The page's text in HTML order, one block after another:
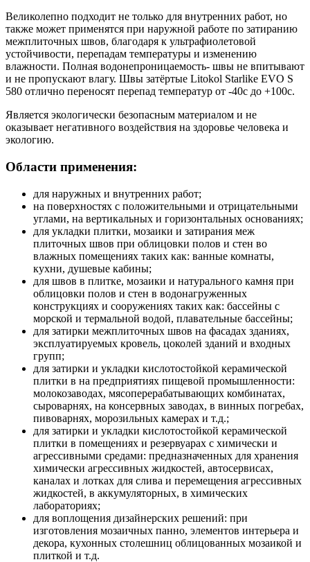
Великолепно подходит не только для внутренних работ, но
также может применятся при наружной работе по затиранию
межплиточных швов, благодаря к ультрафиолетовой
устойчивости, перепадам температуры и изменению
влажности. Полная водонепроницаемость- швы не впитывают
и не пропускают влагу. Швы затёртые Litokol Starlike EVO S
580 отлично переносят перепад температур от -40с до +100с.
Является экологически безопасным материалом и не
оказывает негативного воздействия на здоровье человека и
экологию.
Области применения:
для наружных и внутренних работ;
на поверхностях с положительными и отрицательными
углами, на вертикальных и горизонтальных основаниях;
для укладки плитки, мозаики и затирания меж
плиточных швов при облицовки полов и стен во
влажных помещениях таких как: ванные комнаты,
кухни, душевые кабины;
для швов в плитке, мозаики и натурального камня при
облицовки полов и стен в водонагруженных
конструкциях и сооружениях таких как: бассейны с
морской и термальной водой, плавательные бассейны;
для затирки межплиточных швов на фасадах зданиях,
эксплуатируемых кровель, цоколей зданий и входных
групп;
для затирки и укладки кислотостойкой керамической
плитки в на предприятиях пищевой промышленности:
молокозаводах, мясоперерабатывающих комбинатах,
сыроварнях, на консервных заводах, в винных погребах,
пивоварнях, морозильных камерах и т.д.;
для затирки и укладки кислотостойкой керамической
плитки в помещениях и резервуарах с химически и
агрессивными средами: предназначенных для хранения
химически агрессивных жидкостей, автосервисах,
каналах и лотках для слива и перемещения агрессивных
жидкостей, в аккумуляторных, в химических
лабораториях;
для воплощения дизайнерских решений: при
изготовления мозаичных панно, элементов интерьера и
декора, кухонных столешниц облицованных мозаикой и
плиткой и т.д.